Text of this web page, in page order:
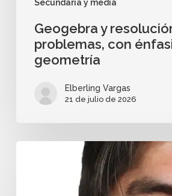
Secundaria y media
Geogebra y
problemas, con
geometría
Elberling Vargas
21 de julio de 2026